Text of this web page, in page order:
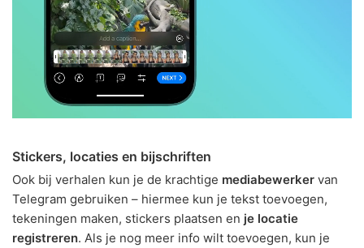
Stickers, locaties en bijschriften
Ook bij verhalen kun je de krachtige mediabewerker van
Telegram gebruiken – hiermee kun je tekst toevoegen,
tekeningen maken, stickers plaatsen en je locatie
registreren. Als je nog meer info wilt toevoegen, kun je